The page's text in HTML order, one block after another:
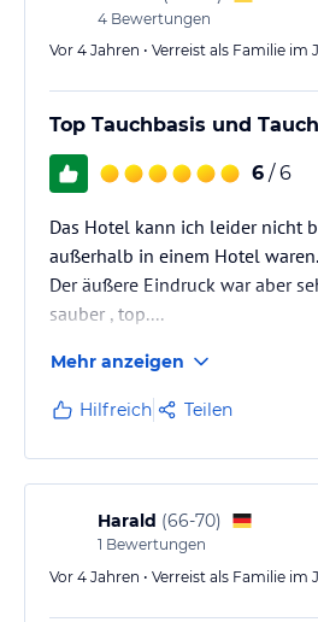
4 Bewertungen
Vor 4 Jahren • Verreist als Familie im
Top Tauchbasis und
6 / 6
Das Hotel kann ich leider nicht
außerhalb in einem Hotel waren.
Der äußere Eindruck war aber
sauber , top....
Mehr anzeigen
Hilfreich Teilen
Harald (66-70)
1 Bewertungen
Vor 4 Jahren • Verreist als Familie im